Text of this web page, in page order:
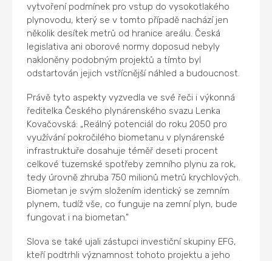
vytvoření podmínek pro vstup do vysokotlakého
plynovodu, který se v tomto případě nachází jen
několik desítek metrů od hranice areálu. Česká
legislativa ani oborové normy doposud nebyly
nakloněny podobným projektů a tímto byl
odstartován jejich vstřícnější náhled a budoucnost.
Právě tyto aspekty vyzvedla ve své řeči i výkonná
ředitelka Českého plynárenského svazu Lenka
Kovačovská: „Reálný potenciál do roku 2050 pro
využívání pokročilého biometanu v plynárenské
infrastruktuře dosahuje téměř deseti procent
celkové tuzemské spotřeby zemního plynu za rok,
tedy úrovně zhruba 750 milionů metrů krychlových.
Biometan je svým složením identický se zemním
plynem, tudíž vše, co funguje na zemní plyn, bude
fungovat i na biometan."
Slova se také ujali zástupci investiční skupiny EFG,
kteří podtrhli významnost tohoto projektu a jeho